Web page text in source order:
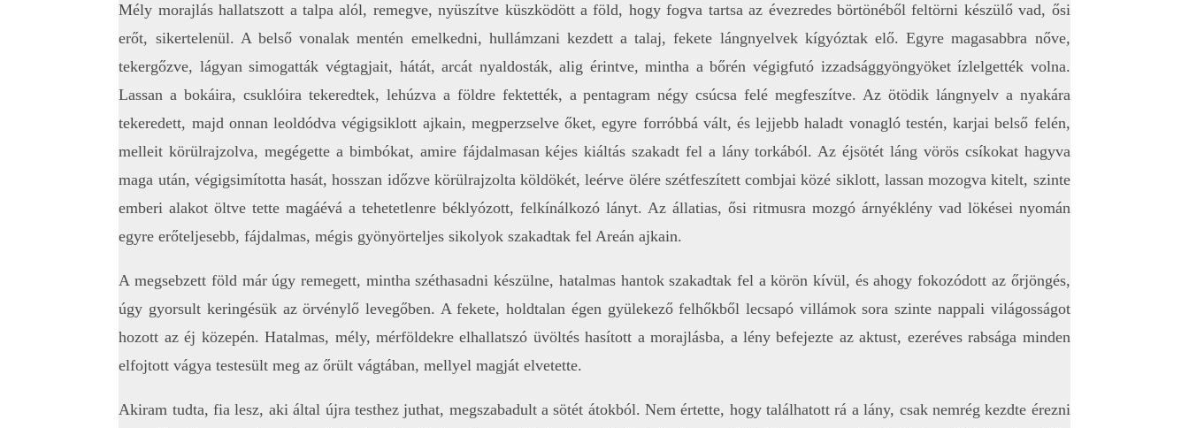
Mély morajlás hallatszott a talpa alól, remegve, nyüszítve küszködött a föld, hogy fogva tartsa az évezredes börtönéből feltörni készülő vad, ősi
erőt, sikertelenül. A belső vonalak mentén emelkedni, hullámzani kezdett a talaj, fekete lángnyelvek kígyóztak elő. Egyre magasabbra nőve,
tekergőzve, lágyan simogatták végtagjait, hátát, arcát nyaldosták, alig érintve, mintha a bőrén végigfutó izzadsággyöngyöket ízlelgették volna.
Lassan a bokáira, csuklóira tekeredtek, lehúzva a földre fektették, a pentagram négy csúcsa felé megfeszítve. Az ötödik lángnyelv a nyakára
tekeredett, majd onnan leoldódva végigsiklott ajkain, megperzselve őket, egyre forróbbá vált, és lejjebb haladt vonagló testén, karjai belső felén,
melleit körülrajzolva, megégette a bimbókat, amire fájdalmasan kéjes kiáltás szakadt fel a lány torkából. Az éjsötét láng vörös csíkokat hagyva
maga után, végigsimította hasát, hosszan időzve körülrajzolta köldökét, leérve ölére szétfeszített combjai közé siklott, lassan mozogva kitelt, szinte
emberi alakot öltve tette magáévá a tehetetlenre béklyózott, felkínálkozó lányt. Az állatias, ősi ritmusra mozgó árnyéklény vad lökései nyomán
egyre erőteljesebb, fájdalmas, mégis gyönyörteljes sikolyok szakadtak fel Areán ajkain.
A megsebzett föld már úgy remegett, mintha széthasadni készülne, hatalmas hantok szakadtak fel a körön kívül, és ahogy fokozódott az őrjöngés,
úgy gyorsult keringésük az örvénylő levegőben. A fekete, holdtalan égen gyülekező felhőkből lecsapó villámok sora szinte nappali világosságot
hozott az éj közepén. Hatalmas, mély, mérföldekre elhallatszó üvöltés hasított a morajlásba, a lény befejezte az aktust, ezeréves rabsága minden
elfojtott vágya testesült meg az őrült vágtában, mellyel magját elvetette.
Akiram tudta, fia lesz, aki által újra testhez juthat, megszabadult a sötét átokból. Nem értette, hogy találhatott rá a lány, csak nemrég kezdte érezni